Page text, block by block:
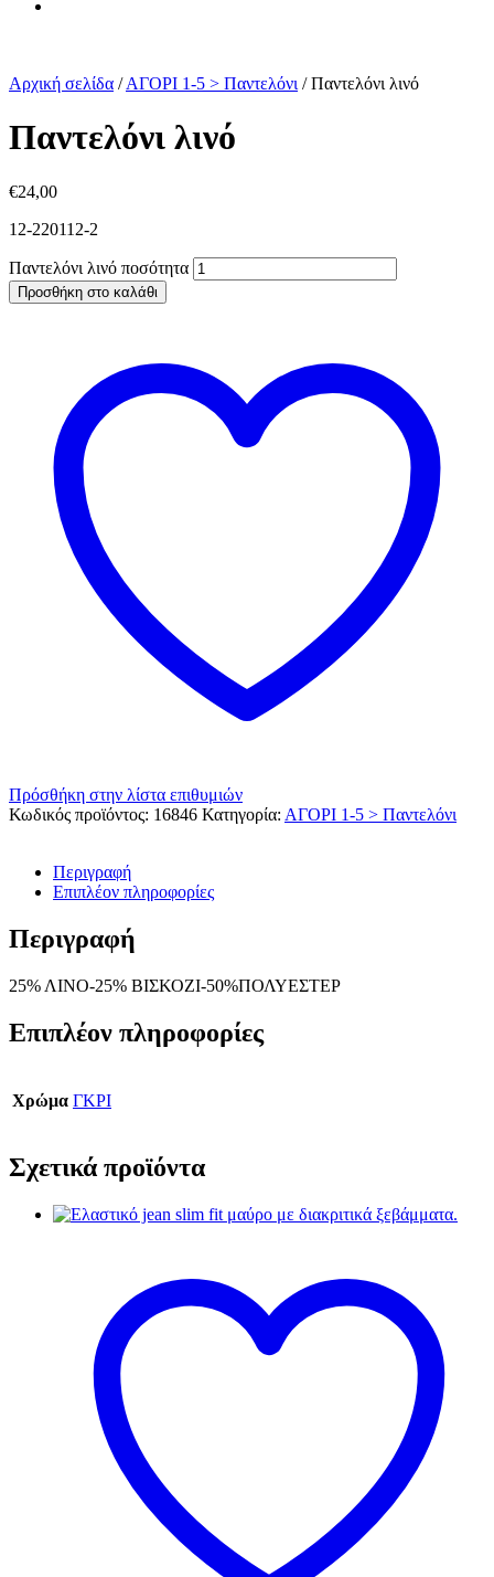
Αρχική σελίδα / ΑΓΟΡΙ 1-5 > Παντελόνι /Παντελόνι λινό
Παντελόνι λινό
€24,00
12-220112-2
Παντελόνι λινό ποσότητα
Προσθήκη στο καλάθι
Πρόσθήκη στην λίστα επιθυμιών
Κωδικός προϊόντος: 16846 Κατηγορία: ΑΓΟΡΙ 1-5 > Παντελόνι
Περιγραφή
Επιπλέον πληροφορίες
Περιγραφή
25% ΛΙΝΟ-25% ΒΙΣΚΟΖΙ-50%ΠΟΛΥΕΣΤΕΡ
Επιπλέον πληροφορίες
Χρώμα ΓΚΡΙ
Σχετικά προϊόντα